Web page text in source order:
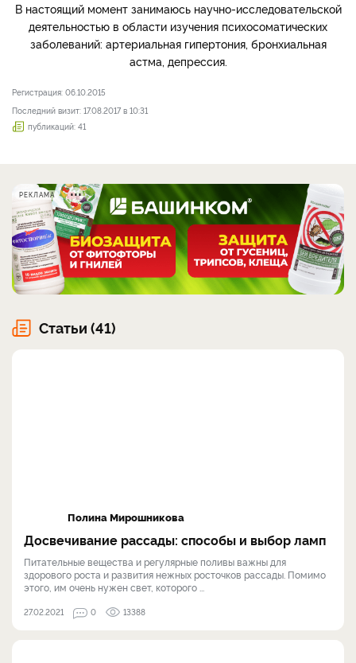
В настоящий момент занимаюсь научно-исследовательской
деятельностью в области изучения психосоматических
заболеваний: артериальная гипертония, бронхиальная
астма, депрессия.
Регистрация: 06.10.2015
Последний визит: 17.08.2017 в 10:31
публикаций: 41
РЕКЛАМА
Статьи (41)
Полина Мирошникова
Досвечивание рассады: способы и выбор ламп
Питательные вещества и регулярные поливы важны для
здорового роста и развития нежных росточков рассады. Помимо
этого, им очень нужен свет, которого ...
27.02.2021 0 13388